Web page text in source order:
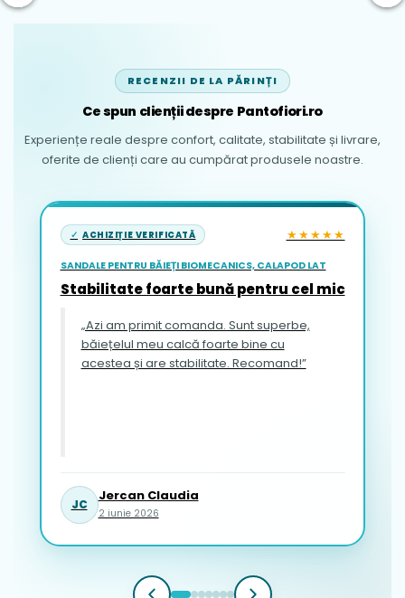
RECENZII DE LA PĂRINȚI
Ce spun clienții despre Pantofiori.ro
Experiențe reale despre confort, calitate, stabilitate și livrare,
oferite de clienți care au cumpărat produsele noastre.
ACHIZIȚIE VERIFICATĂ ★★★★★
SANDALE PENTRU BĂIEȚI BIOMECANICS, CALAPOD LAT
Stabilitate foarte bună pentru cel mic
„Azi am primit comanda. Sunt superbe,
băiețelul meu calcă foarte bine cu
acestea și are stabilitate. Recomand!”
JC
Jercan Claudia
2 iunie 2026